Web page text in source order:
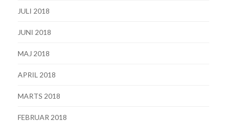
JULI 2018
JUNI 2018
MAJ 2018
APRIL 2018
MARTS 2018
FEBRUAR 2018